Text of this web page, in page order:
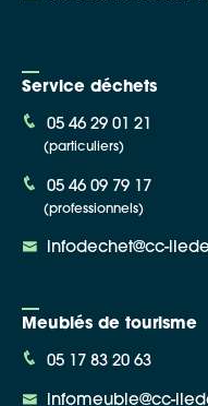
Service déchets
05 46 29 01 21
(particuliers)
05 46 09 79 17
(professionnels)
infodechet@cc-
Meublés de tourisme
05 17 83 20 63
infomeuble@cc-